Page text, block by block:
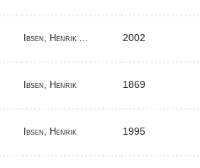
Ibsen, Henrik ... 2002
Ibsen, Henrik 1869
Ibsen, Henrik 1995